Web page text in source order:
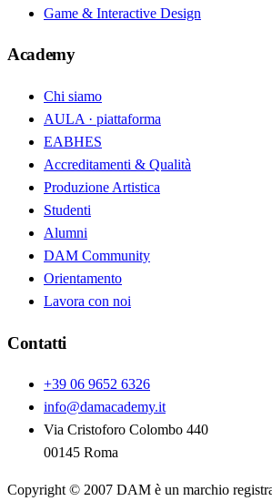
Game & Interactive Design
Academy
Chi siamo
AULA · piattaforma
EABHES
Accreditamenti & Qualità
Produzione Artistica
Studenti
Alumni
DAM Community
Orientamento
Lavora con noi
Contatti
+39 06 9652 6326
info@damacademy.it
Via Cristoforo Colombo 440
00145 Roma
Copyright © 2007 DAM è un marchio